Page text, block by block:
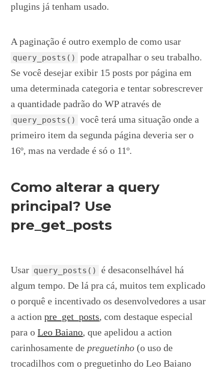
plugins já tenham usado.
A paginação é outro exemplo de como usar
query_posts()
pode atrapalhar o seu trabalho.
Se você desejar exibir 15 posts por página em
uma determinada categoria e tentar sobrescrever
a quantidade padrão do WP através de
query_posts()
você terá uma situação onde a
primeiro item da segunda página deveria ser o
16º, mas na verdade é só o 11º.
Como alterar a query
principal? Use
pre_get_posts
Usar query_posts()
é desaconselhável há
algum tempo. De lá pra cá, muitos tem explicado
o porquê e incentivado os desenvolvedores a usar
a actionpre_get_posts, com destaque especial
para oLeo Baiano, que apelidou a action
carinhosamente de preguetinho (o uso de
trocadilhos com o preguetinho do Leo Baiano